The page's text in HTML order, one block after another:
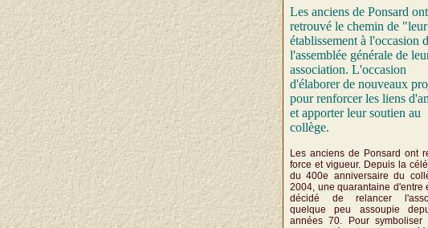
Les anciens de Ponsard ont
retrouvé le chemin de
établissement à l'occasion
l'assemblée générale de
association. L'occasion
d'élaborer de nouveaux
pour renforcer les liens
et apporter leur soutien au
collège.
Les anciens de Ponsard ont
force et vigueur. Depuis la
du 400e anniversaire du
2004, une quarantaine d'entre
décidé de relancer
quelque peu assoupie
années 70. Pour